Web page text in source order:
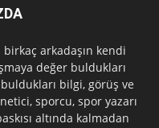
birkaç arkadaşın kendi
değer buldukları
bilgi, görüş ve
sporcu, spor yazarı
altında kalmadan